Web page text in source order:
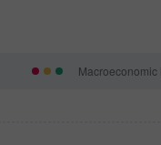
Macroeconomic